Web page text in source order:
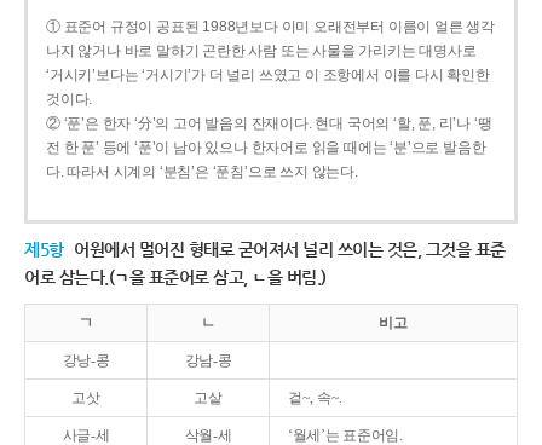
① 표준어 규정이 공표된 1988년보다 이미 오래전부터 이름이 얼른 생각
나지 않거나 바로 말하기 곤란한 사람 또는 사물을 가리키는 대명사로
‘거시키’보다는 ‘거시기’가 더 널리 쓰였고 이 조항에서 이를 다시 확인한
것이다.
② ‘푼’은 한자 ‘分’의 고어 발음의 잔재이다. 현대 국어의 ‘할, 푼, 리’나 ‘땡
전 한 푼’ 등에 ‘푼’이 남아 있으나 한자어로 읽을 때에는 ‘분’으로 발음한
다. 따라서 시계의 ‘분침’은 ‘푼침’으로 쓰지 않는다.
제5항 어원에서 멀어진 형태로 굳어져서 널리 쓰이는 것은, 그것을 표준
어로 삼는다.(ㄱ을 표준어로 삼고, ㄴ을 버림.)
ㄱ ㄴ 비고
강낭-콩 강남-콩
고삿 고샅 겉~, 속~.
사글-세 삭월-세 ‘월세’는 표준어임.